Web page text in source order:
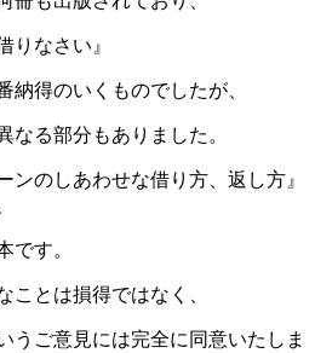
りなさい』
納得のいくものでしたが、
なる部分もありました。
ンのしあわせな借り方、返し方』
です。
ことは損得ではなく、
うご意見には完全に同意いたしま